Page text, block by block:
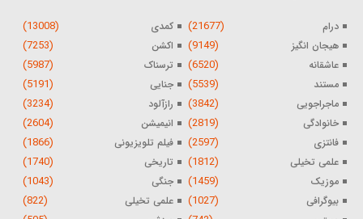
درام (21677) کمدی (13008)
هیجان انگیز (9149) اکشن (7253)
عاشقانه (6520) ترسناک (5987)
مستند (5539) جنایی (5191)
ماجراجویی (3842) رازآلود (3234)
خانوادگی (2819) انیمیشن (2604)
فانتزی (2597) فیلم تلویزیونی (1866)
علمی تخیلی (1812) تاریخی (1740)
موزیک (1459) جنگی (1043)
بیوگرافی (1027) علمی تخیلی (822)